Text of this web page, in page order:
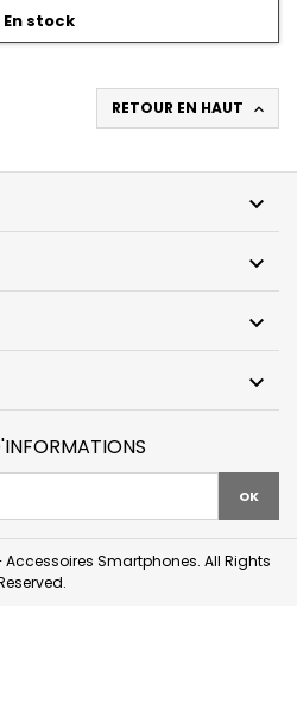
En stock
RETOUR EN HAUT 




Smartphones. All Rights